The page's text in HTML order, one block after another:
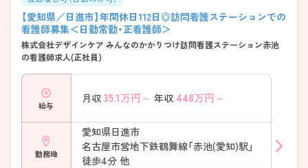
【愛知県／日進市】年間休日112日◎訪問看護ステーションでの
看護師募集＜日勤常勤・正看護師＞
株式会社デザインケア みんなのかかりつけ訪問看護ステーション赤池
の看護師求人(正社員)
給与
月収 35.1万円～ 年収 448万円～
勤務地
愛知県日進市
名古屋市営地下鉄鶴舞線「赤池(愛知)駅」
徒歩4分 他